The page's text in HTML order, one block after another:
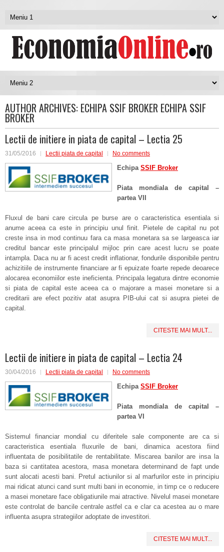
AUTHOR ARCHIVES: ECHIPA SSIF BROKER ECHIPA SSIF
BROKER
Lectii de initiere in piata de capital – Lectia 25
31/05/2016 Lectii piata de capital No comments
Echipa SSIF Broker
Piata mondiala de capital –
partea VII
Fluxul de bani care circula pe burse are o caracteristica esentiala si
anume aceea ca este in principiu unul finit. Pietele de capital nu pot
creste insa in mod continuu fara ca masa monetara sa se largeasca iar
creditul bancar este principalul mijloc prin care acest lucru se poate
intampla. Daca nu ar fi acest credit inflationar, fondurile disponibile pentru
achizitiile de instrumente financiare ar fi epuizate foarte repede deoarece
alocarea economiilor este ineficienta. Principala legatura dintre economie
si piata de capital este aceea ca o majorare a masei monetare si a
creditarii are efect pozitiv atat asupra PIB-ului cat si asupra pietei de
capital.
CITESTE MAI MULT...
Lectii de initiere in piata de capital – Lectia 24
30/04/2016 Lectii piata de capital No comments
Echipa SSIF Broker
Piata mondiala de capital –
partea VI
Sistemul financiar mondial cu diferitele sale componente are ca si
caracteristica esentiala fluxurile de bani, dinamica acestora fiind
influentata de posibilitatile de rentabilitate. Miscarea banilor are insa la
baza si cantitatea acestora, masa monetara determinand de fapt unde
sunt alocati acesti bani. Pretul actiunilor si al marfurilor este in principiu
mai ridicat atunci cand sunt multi bani in economie, in timp ce o reducere
a masei monetare face obligatiunile mai atractive. Nivelul masei monetare
este controlat de bancile centrale astfel ca e clar ca acestea au o mare
influenta asupra strategiilor adoptate de investitori.
CITESTE MAI MULT...